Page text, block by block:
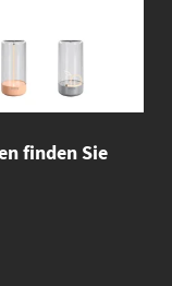
finden Sie